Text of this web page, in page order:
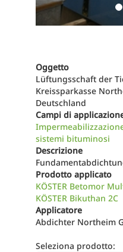
Oggetto
Lüftungsschaft der
Kreissparkasse
Deutschland
Campi di
sistemi bituminosi
Descrizione
Prodotto applicato
KÖSTER Betomor
KÖSTER Bikuthan 2C
Applicatore
Abdichter Northeim
Seleziona prodotto: